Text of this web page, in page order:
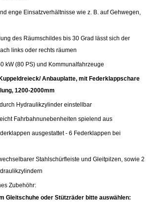
enge Einsatzverhältnisse wie z. B. auf Gehwegen,
des Räumschildes bis 30 Grad lässt sich der
links oder rechts räumen
kW (80 PS) und Kommunalfahrzeuge
Anbauplatte, mit Federklappschare
1200-2000mm
Hydraulikzylinder einstellbar
Fahrbahnunebenheiten spielend aus
ausgestattet - 6 Federklappen bei
Stahlschürfleiste und Gleitpilzen, sowie 2
Zubehöhr:
Gleitschuhe oder Stützräder bitte auswählen: